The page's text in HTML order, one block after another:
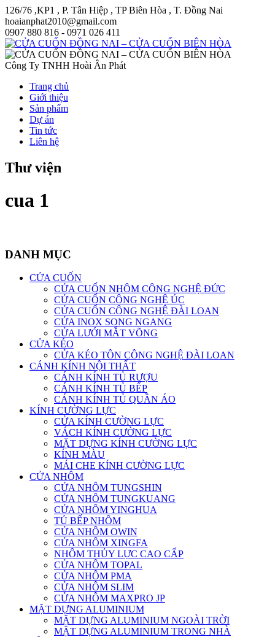
126/76 ,KP1 , P. Tân Hiệp , TP Biên Hòa , T. Đồng Nai
hoaianphat2010@gmail.com
0907 880 816 - 0971 026 411
Công Ty TNHH Hoài Ân Phát
Trang chủ
Giới thiệu
Sản phẩm
Dự án
Tin tức
Liên hệ
Thư viện
cua 1
DANH MỤC
CỬA CUỐN
CỬA CUỐN NHÔM CÔNG NGHỆ ĐỨC
CỬA CUỐN CÔNG NGHỆ ÚC
CỬA CUỐN CÔNG NGHỆ ĐÀI LOAN
CỬA INOX SONG NGANG
CỬA LƯỚI MẮT VÕNG
CỬA KÉO
CỬA KÉO TÔN CÔNG NGHỆ ĐÀI LOAN
CÁNH KÍNH NỘI THẤT
CÁNH KÍNH TỦ RƯỢU
CÁNH KÍNH TỦ BẾP
CÁNH KÍNH TỦ QUẦN ÁO
KÍNH CƯỜNG LỰC
CỬA KÍNH CƯỜNG LỰC
VÁCH KÍNH CƯỜNG LỰC
MẶT DỰNG KÍNH CƯỜNG LỰC
KÍNH MÀU
MÁI CHE KÍNH CƯỜNG LỰC
CỬA NHÔM
CỬA NHÔM TUNGSHIN
CỬA NHÔM TUNGKUANG
CỬA NHÔM YINGHUA
TỦ BẾP NHÔM
CỬA NHÔM OWIN
CỬA NHÔM XINGFA
NHÔM THỦY LỰC CAO CẤP
CỬA NHÔM TOPAL
CỬA NHÔM PMA
CỬA NHÔM SLIM
CỬA NHÔM MAXPRO JP
MẶT DỰNG ALUMINIUM
MẶT DỰNG ALUMINIUM NGOÀI TRỜI
MẶT DỰNG ALUMINIUM TRONG NHÀ